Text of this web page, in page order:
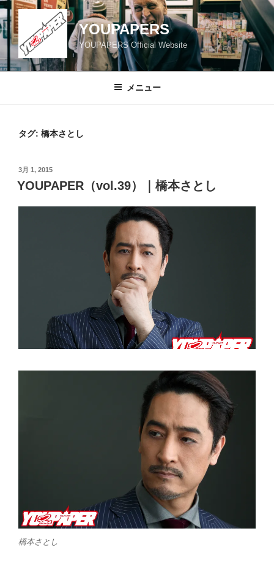
コ
ン
テ
ツ
YOUPAPERS
YOUPAPERS Official Website
メニュー
タグ: 橋本さとし
投
稿
日:
3月 1, 2015
YOUPAPER（vol.39）｜橋本さとし
橋本さとし